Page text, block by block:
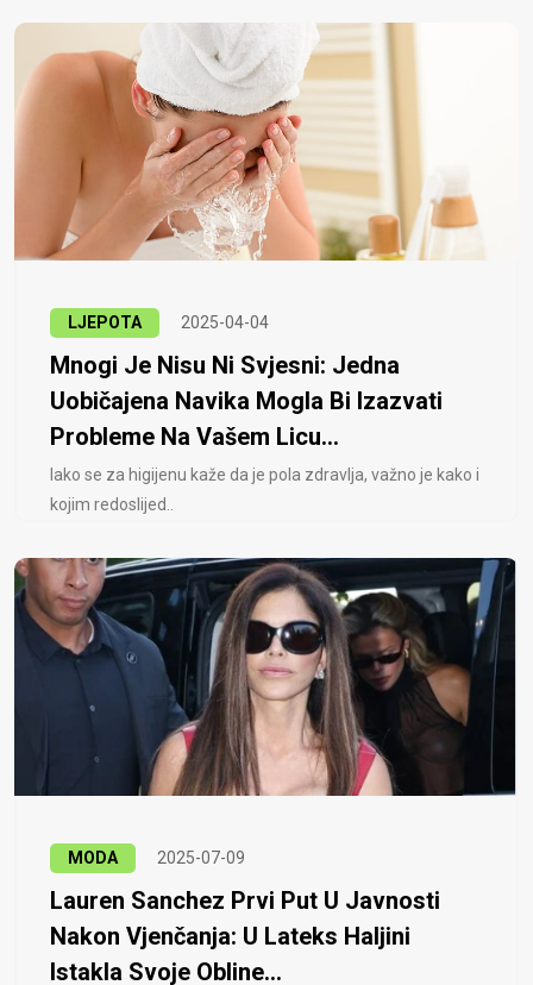
LJEPOTA 2025-04-04
Mnogi Je Nisu Ni Svjesni: Jedna
Uobičajena Navika Mogla Bi Izazvati
Probleme Na Vašem Licu...
Iako se za higijenu kaže da je pola zdravlja, važno je kako i
kojim redoslijed..
MODA 2025-07-09
Lauren Sanchez Prvi Put U Javnosti
Nakon Vjenčanja: U Lateks Haljini
Istakla Svoje Obline...